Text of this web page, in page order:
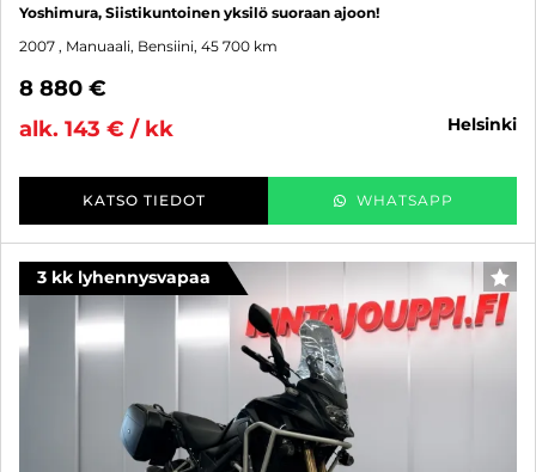
Yoshimura, Siistikuntoinen yksilö suoraan ajoon!
2007 , Manuaali, Bensiini, 45 700 km
8 880 €
alk. 143 € / kk
helsinki
KATSO TIEDOT WHATSAPP
3 kk lyhennysvapaa